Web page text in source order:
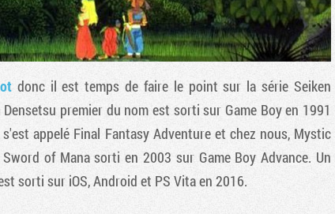
donc il est temps de faire le point sur la série Seiken
premier du nom est sorti sur Game Boy en 1991
appelé Final Fantasy Adventure et chez nous, Mystic
of Mana sorti en 2003 sur Game Boy Advance. Un
sorti sur iOS, Android et PS Vita en 2016.